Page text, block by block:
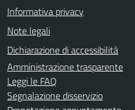
Informativa privacy
Note legali
Dichiarazione di accessibilità
Amministrazione trasparente
Leggi le FAQ
Segnalazione disservizio